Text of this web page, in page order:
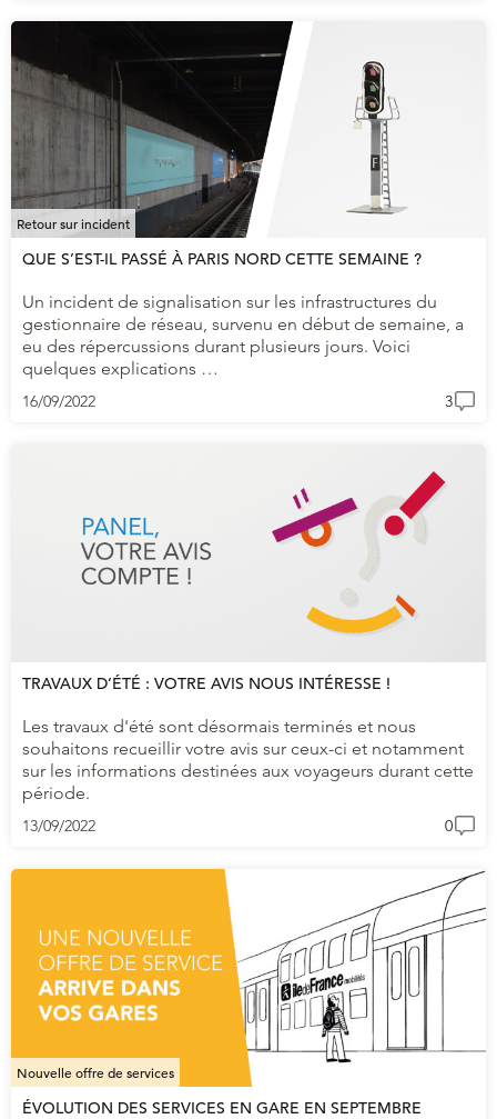
Retour sur incident
QUE S’EST-IL PASSÉ À PARIS NORD CETTE SEMAINE ?
Un incident de signalisation sur les infrastructures du
gestionnaire de réseau, survenu en début de semaine, a
eu des répercussions durant plusieurs jours. Voici
quelques explications …
16/09/2022 3
TRAVAUX D’ÉTÉ : VOTRE AVIS NOUS INTÉRESSE !
Les travaux d'été sont désormais terminés et nous
souhaitons recueillir votre avis sur ceux-ci et notamment
sur les informations destinées aux voyageurs durant cette
période.
13/09/2022 0
Nouvelle offre de services
ÉVOLUTION DES SERVICES EN GARE EN SEPTEMBRE